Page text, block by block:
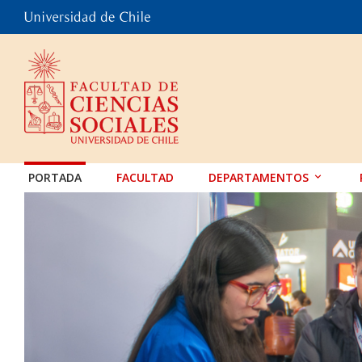
PORTADA FACULTAD
DEPARTAMENTOS
ANTROPOLOGÍA
EDUCACIÓN
PSICOLOGÍA
SOCIOLOGÍA
TRABAJO SOCIAL